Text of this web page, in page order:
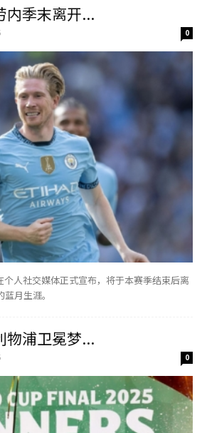
内季末离开...
0
人社交媒体正式宣布，将于本赛季结束后离
月生涯。
物浦卫冕梦...
0